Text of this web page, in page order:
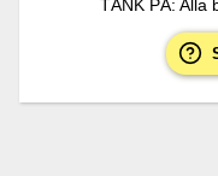
TÄNK PÅ: Alla